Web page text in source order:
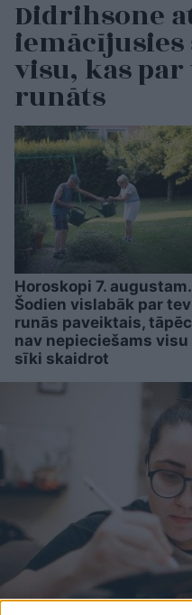
Didrihsone
visu, kas
runāts
Horoskopi 7. augustam.
Šodien vislabāk par
runās paveiktais, tāpēc
nav nepieciešams visu
sīki skaidrot